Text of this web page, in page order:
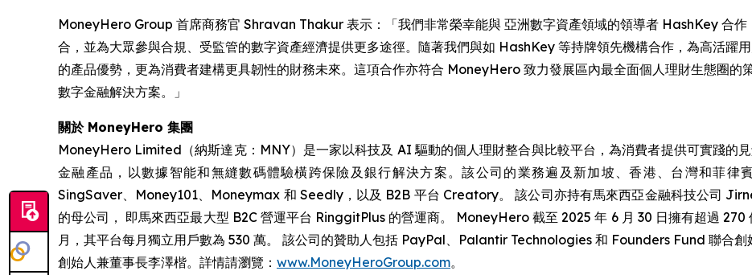
MoneyHero Group 首席商務官 Shravan Thakur 表示：「我們非常榮幸能與 亞洲數字資產領域的領導者 HashKey 合作
合，並為大眾參與合規、受監管的數字資產經濟提供更多途徑。隨著我們與如 HashKey 等持牌領先機構合作，為高活躍
的產品優勢，更為消費者建構更具韌性的財務未來。這項合作亦符合 MoneyHero 致力發展區內最全面個人理財生態圈的
數字金融解決方案。」
關於 MoneyHero 集團
MoneyHero Limited（納斯達克：MNY）是一家以科技及 AI 驅動的個人理財整合與比較平台，為消費者提供可實踐的
金融產品，以數據智能和無縫數碼體驗橫跨保險及銀行解決方案。該公司的業務遍及新加坡、香港、台灣和菲律
SingSaver、Money101、Moneymax 和 Seedly，以及 B2B 平台 Creatory。 該公司亦持有馬來西亞金融科技公司
的母公司， 即馬來西亞最大型 B2C 營運平台 RinggitPlus 的營運商。 MoneyHero 截至 2025 年 6 月 30 日擁有超過 270
月，其平台每月獨立用戶數為 530 萬。 該公司的贊助人包括 PayPal、Palantir Technologies 和 Founders Fund 聯合
創始人兼董事長李澤楷。詳情請瀏覽： www.MoneyHeroGroup.com。